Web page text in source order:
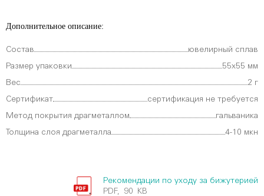
Дополнительное описание:
Состав ювелирный сплав
Размер упаковки 55х55 мм
Вес 2 г
Сертификат сертификация не требуется
Метод покрытия драгметаллом гальваника
Толщина слоя драгметалла 4-10 мкн
Рекомендации по уходу за бижутерией
PDF, 90 KB